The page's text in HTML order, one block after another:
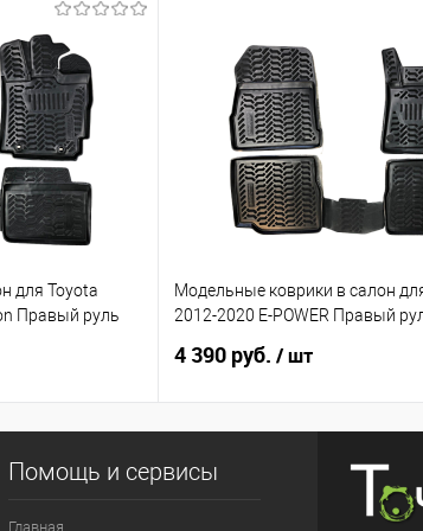
для Toyota
Правый руль
Модельные коврики в салон
2012-2020 E-POWER Правый
4 390 руб. / шт
Помощь и сервисы
Главная